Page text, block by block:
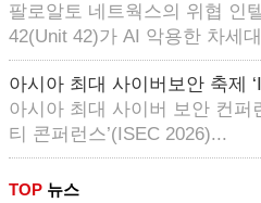
팔로알토 네트웍스의 위협 인
42(Unit 42)가 AI 악용한 차세
아시아 최대 사이버보안 축제
아시아 최대 사이버 보안 컨퍼
티 콘퍼런스’(ISEC 2026)...
TOP 뉴스